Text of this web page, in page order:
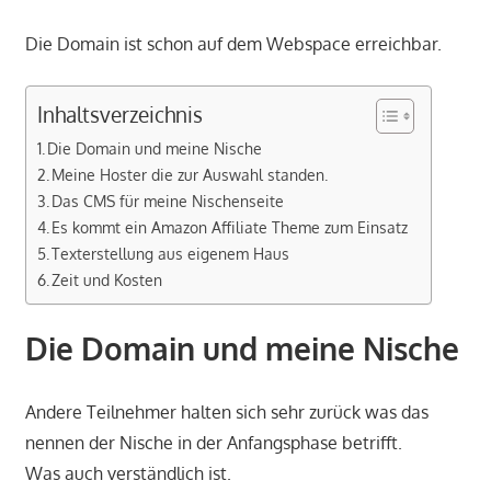
Die Domain ist schon auf dem Webspace erreichbar.
Inhaltsverzeichnis
Die Domain und meine Nische
Meine Hoster die zur Auswahl standen.
Das CMS für meine Nischenseite
Es kommt ein Amazon Affiliate Theme zum Einsatz
Texterstellung aus eigenem Haus
Zeit und Kosten
Die Domain und meine Nische
Andere Teilnehmer halten sich sehr zurück was das
nennen der Nische in der Anfangsphase betrifft.
Was auch verständlich ist.